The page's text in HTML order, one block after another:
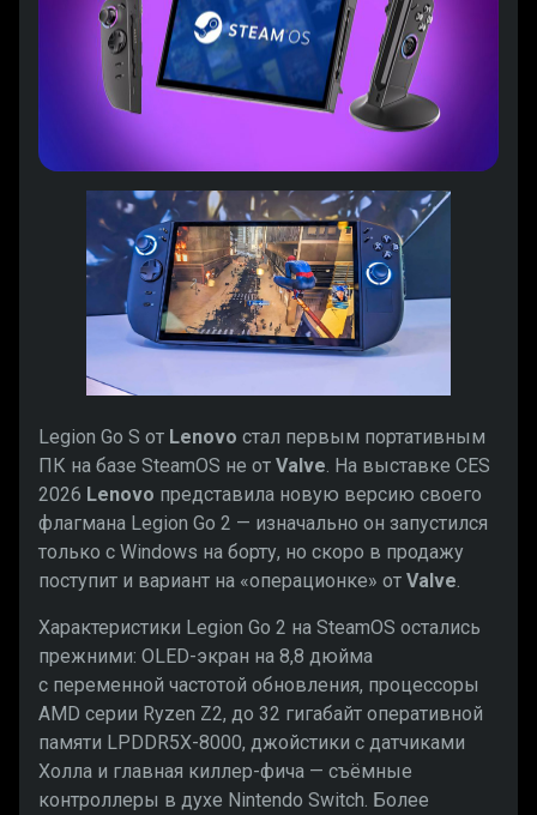
Legion Go S от Lenovo стал первым портативным
ПК на базе SteamOS не от Valve. На выставке CES
2026 Lenovo представила новую версию своего
флагмана Legion Go 2 — изначально он запустился
только с Windows на борту, но скоро в продажу
поступит и вариант на «операционке» от Valve.
Характеристики Legion Go 2 на SteamOS остались
прежними: OLED-экран на 8,8 дюйма
с переменной частотой обновления, процессоры
AMD серии Ryzen Z2, до 32 гигабайт оперативной
памяти LPDDR5X-8000, джойстики с датчиками
Холла и главная киллер-фича — съёмные
контроллеры в духе Nintendo Switch. Более